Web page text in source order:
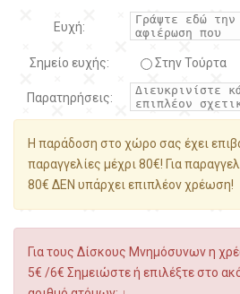
Ευχή:
Σημείο ευχής: Στην Τούρτα
Παρατηρήσεις:
Η παράδοση στο χώρο σας έχει
παραγγελίες μέχρι 80€! Για
80€ ΔΕΝ υπάρχει επιπλέον χρέωση!
Για τους Δίσκους Μνημόσυνων η
5€ /6€ Σημειώστε ή επιλέξτε στο